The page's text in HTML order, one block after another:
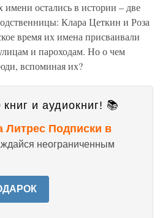
остались в истории – две
Клара Цеткин и Роза
время их имена присваивали
и пароходам. Но о чем
вспоминая их?
и аудиокниг! 📚
Литрес Подписки в
неограниченным